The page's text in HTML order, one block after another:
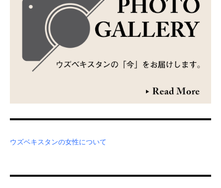
ウズベキスタンの女性について